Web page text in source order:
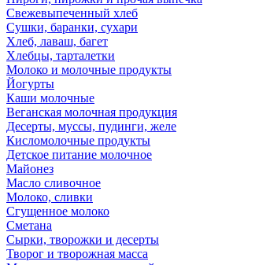
Свежевыпеченный хлеб
Сушки, баранки, сухари
Хлеб, лаваш, багет
Хлебцы, тарталетки
Молоко и молочные продукты
Йогурты
Каши молочные
Веганская молочная продукция
Десерты, муссы, пудинги, желе
Кисломолочные продукты
Детское питание молочное
Майонез
Масло сливочное
Молоко, сливки
Сгущенное молоко
Сметана
Сырки, творожки и десерты
Творог и творожная масса